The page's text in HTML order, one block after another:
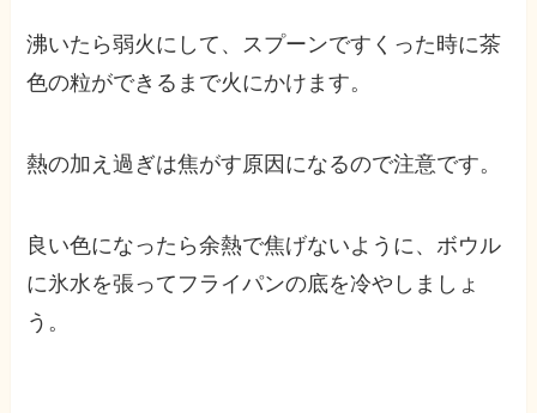
沸いたら弱火にして、スプーンですくった時に茶
色の粒ができるまで火にかけます。
熱の加え過ぎは焦がす原因になるので注意です。
良い色になったら余熱で焦げないように、ボウル
に氷水を張ってフライパンの底を冷やしましょ
う。